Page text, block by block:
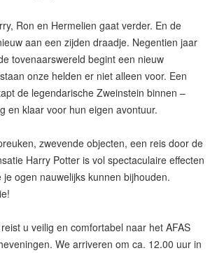
Ron en Hermelien gaat verder. En de
aan een zijden draadje. Negentien jaar
tovenaarswereld begint een nieuw
onze helden er niet alleen voor. Een
de legendarische Zweinstein binnen –
en klaar voor hun eigen avontuur.
zwevende objecten, een reis door de
Harry Potter is vol spectaculaire effecten
ogen nauwelijks kunnen bijhouden.
u veilig en comfortabel naar het AFAS
We arriveren om ca. 12.00 uur in